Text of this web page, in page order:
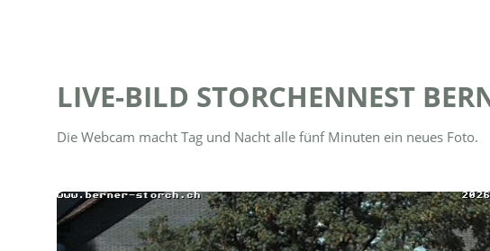
LIVE-BILD STORCHENNEST
Die Webcam macht Tag und Nacht alle fünf Minuten ein neues Foto.